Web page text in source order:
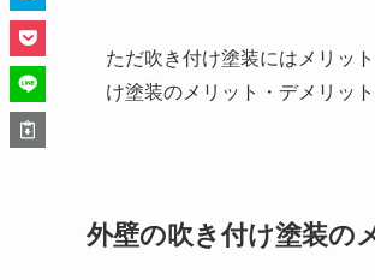
ただ吹き付け塗装にはメリッ
け塗装のメリット・デメリッ
外壁の吹き付け塗装の